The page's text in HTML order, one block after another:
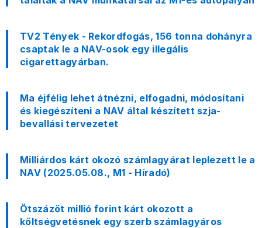
TV2 Tények - Rekordfogás, 156 tonna dohányra
csaptak le a NAV-osok egy illegális
cigarettagyárban.
Ma éjfélig lehet átnézni, elfogadni, módosítani
és kiegészíteni a NAV által készített szja-
bevallási tervezetet
Milliárdos kárt okozó számlagyárat leplezett le a
NAV (2025.05.08., M1 - Híradó)
Ötszázöt millió forint kárt okozott a
költségvetésnek egy szerb számlagyáros